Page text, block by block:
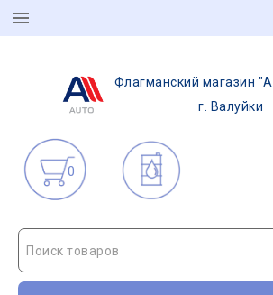
Флагманский магазин
г. Валуйки
0
Поиск товаров